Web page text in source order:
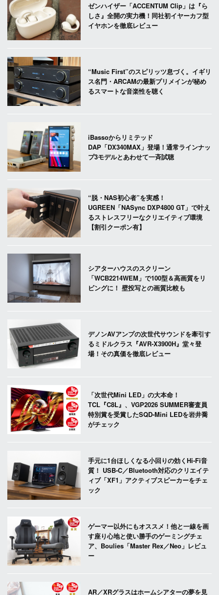
ゼンハイザー「ACCENTUM Clip」は『ら
しさ』全開の実力機！同社初イヤーカフ型
イヤホンを徹底レビュー
“Music First”のスピリッツ息づく。イギリ
ス名門・ARCAMの最新プリメインが秘め
るスマートな音楽性を聴く
iBassoからリミテッド
DAP「DX340MAX」登場！通常ラインナッ
プ3モデルとあわせて一斉試聴
“脱・NAS初心者”を実感！
UGREEN「NASync DXP4800 GT」で叶え
るストレスフリーなクリエイティブ環境
【割引クーポン有】
シアターハウスのスクリーン
「WCB2214WEM」で100型＆高画質をリ
ビングに！ 壁投写との画質比較も
デノンAVアンプの次世代サウンドを牽引す
るミドルクラス『AVR-X3900H』堂々登
場！その真価を徹底レビュー
「次世代Mini LED」の大本命！
TCL『C8L』、VGP2026 SUMMER審査員
特別賞を受賞したSQD-Mini LEDを岩井喬
がチェック
手元に1台ほしくなる小回りの効くHi-Fi音
質！ USB-C／Bluetooth対応のクリエイテ
ィブ「XF1」アクティブスピーカーをチェ
ック
ゲーマー以外にもオススメ！他と一線を画
す座り心地と使い勝手のゲーミングチェ
ア、Boulies「Master Rex／Neo」レビュ
ー
AR／XRグラスはホームシアターの夢を見